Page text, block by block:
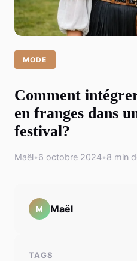
MODE
Comment
en franges dans
festival?
Maël•6 octobre 2024•8 min
M Maël
TAGS